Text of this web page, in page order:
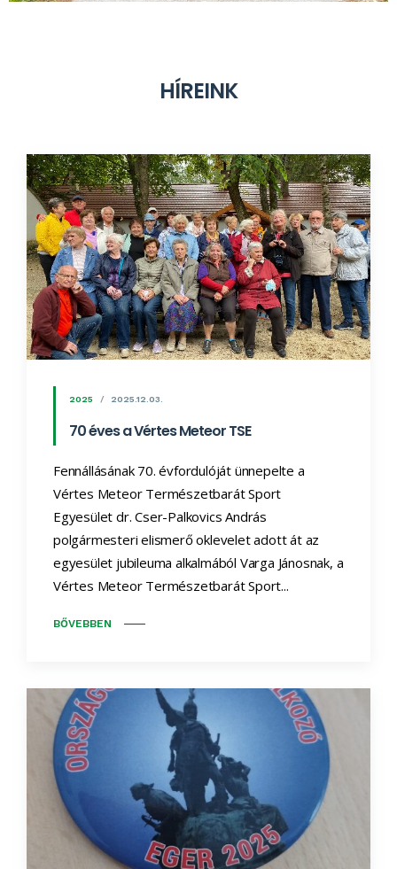
HÍREINK
2025 2025.12.03.
70 éves a Vértes Meteor TSE
Fennállásának 70. évfordulóját ünnepelte a
Vértes Meteor Természetbarát Sport
Egyesület dr. Cser-Palkovics András
polgármesteri elismerő oklevelet adott át az
egyesület jubileuma alkalmából Varga Jánosnak, a
Vértes Meteor Természetbarát Sport...
BŐVEBBEN